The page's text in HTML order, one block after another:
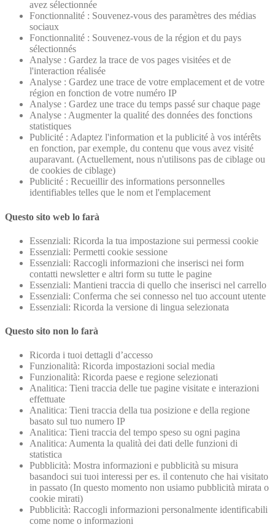
avez sélectionnée
Fonctionnalité : Souvenez-vous des paramètres des médias
sociaux
Fonctionnalité : Souvenez-vous de la région et du pays
sélectionnés
Analyse : Gardez la trace de vos pages visitées et de
l'interaction réalisée
Analyse : Gardez une trace de votre emplacement et de votre
région en fonction de votre numéro IP
Analyse : Gardez une trace du temps passé sur chaque page
Analyse : Augmenter la qualité des données des fonctions
statistiques
Publicité : Adaptez l'information et la publicité à vos intérêts
en fonction, par exemple, du contenu que vous avez visité
auparavant. (Actuellement, nous n'utilisons pas de ciblage ou
de cookies de ciblage)
Publicité : Recueillir des informations personnelles
identifiables telles que le nom et l'emplacement
Questo sito web lo farà
Essenziali: Ricorda la tua impostazione sui permessi cookie
Essenziali: Permetti cookie sessione
Essenziali: Raccogli informazioni che inserisci nei form
contatti newsletter e altri form su tutte le pagine
Essenziali: Mantieni traccia di quello che inserisci nel carrello
Essenziali: Conferma che sei connesso nel tuo account utente
Essenziali: Ricorda la versione di lingua selezionata
Questo sito non lo farà
Ricorda i tuoi dettagli d’accesso
Funzionalità: Ricorda impostazioni social media
Funzionalità: Ricorda paese e regione selezionati
Analitica: Tieni traccia delle tue pagine visitate e interazioni
effettuate
Analitica: Tieni traccia della tua posizione e della regione
basato sul tuo numero IP
Analitica: Tieni traccia del tempo speso su ogni pagina
Analitica: Aumenta la qualità dei dati delle funzioni di
statistica
Pubblicità: Mostra informazioni e pubblicità su misura
basandoci sui tuoi interessi per es. il contenuto che hai visitato
in passato (In questo momento non usiamo pubblicità mirata o
cookie mirati)
Pubblicità: Raccogli informazioni personalmente identificabili
come nome o informazioni